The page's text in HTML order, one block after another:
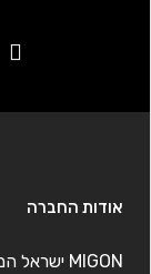
אודות החברה